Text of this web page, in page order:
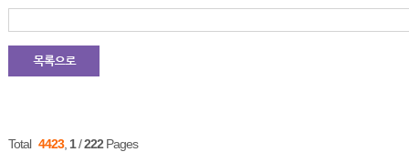
Total 4423, 1/222 Pages